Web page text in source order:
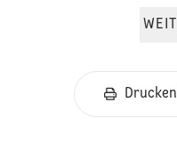
Drucken